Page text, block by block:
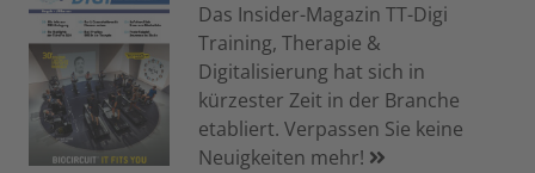
Das Insider-Magazin TT-Digi
Training, Therapie &
Digitalisierung hat sich in
kürzester Zeit in der Branche
etabliert. Verpassen Sie keine
Neuigkeiten mehr!